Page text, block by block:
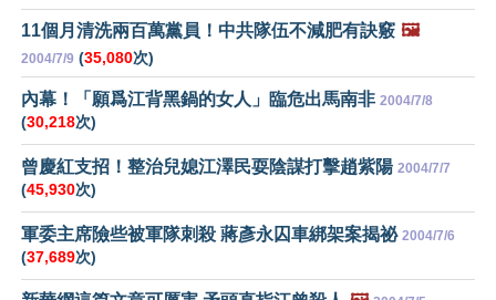
11個月清洗兩百萬黨員！中共隊伍不減肥有訣竅 🖼️
2004/7/9 (35,080次)
內幕！「願爲江背黑鍋的女人」臨危出馬南非 2004/7/8
(30,218次)
曾慶紅支招！整治兒媳江澤民耍陰謀打擊趙紫陽 2004/7/7
(45,930次)
軍委主席險些被軍隊刺殺 蔣彥永囚車綁架案揭祕 2004/7/6
(37,689次)